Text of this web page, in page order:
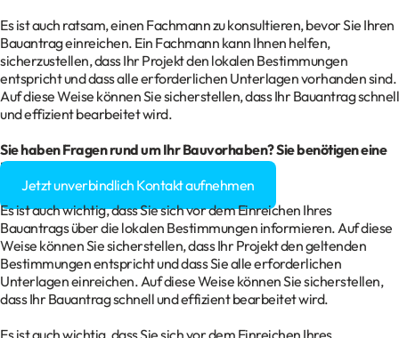
Es ist auch ratsam, einen Fachmann zu konsultieren, bevor Sie Ihren
Bauantrag einreichen. Ein Fachmann kann Ihnen helfen,
sicherzustellen, dass Ihr Projekt den lokalen Bestimmungen
entspricht und dass alle erforderlichen Unterlagen vorhanden sind.
Auf diese Weise können Sie sicherstellen, dass Ihr Bauantrag schnell
und effizient bearbeitet wird.
Sie haben Fragen rund um Ihr Bauvorhaben? Sie benötigen eine
Baugenehmigung?
Jetzt unverbindlich Kontakt aufnehmen
Es ist auch wichtig, dass Sie sich vor dem Einreichen Ihres
Bauantrags über die lokalen Bestimmungen informieren. Auf diese
Weise können Sie sicherstellen, dass Ihr Projekt den geltenden
Bestimmungen entspricht und dass Sie alle erforderlichen
Unterlagen einreichen. Auf diese Weise können Sie sicherstellen,
dass Ihr Bauantrag schnell und effizient bearbeitet wird.